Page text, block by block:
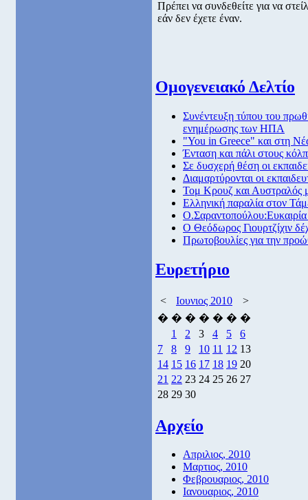
Πρέπει να συνδεθείτε για να
εάν δεν έχετε έναν.
Ομογενειακό Δελτίο
Συνέντευξη τύπου του
ενημέρωσης των ΗΠΑ
"You in Greece" και στη
Ένταση και πάλι στους
Σε δυσχερή θέση οι
Διαμαρτύρονται οι
Τομ Κρουζ και Αυστραλός
Ελληνική παραλία στον
O Θεόδωρος Γιουρτζίχιν
Πρωτοβουλίες για την
Ευρετήριο
< Ιουνιος 2010
>
� � � � � � �
1
2 3 4 5
6
7
8 9 10 11 12 13
14 15 16 17 18 19 20
21 22 23 24 25 26 27
28 29 30
Αρχείο
Απριλιος, 2010
Μαρτιος, 2010
Φεβρουαριος, 2010
Ιανουαριος, 2010